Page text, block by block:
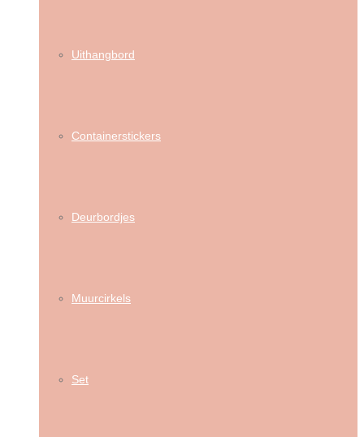
Uithangbord
Containerstickers
Deurbordjes
Muurcirkels
Set